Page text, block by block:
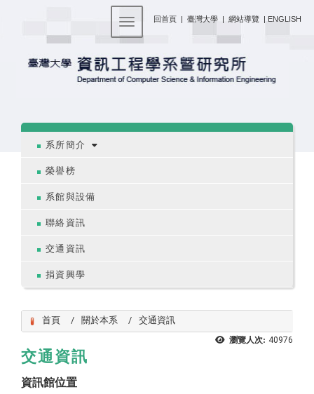
回首頁 | 臺灣大學 | 網站導覽 | ENGLISH
Toggle navigation
系所簡介
榮譽榜
系館與設備
聯絡資訊
交通資訊
捐資興學
首頁 關於本系 交通資訊
瀏覽人次: 40976
交通資訊
資訊館位置